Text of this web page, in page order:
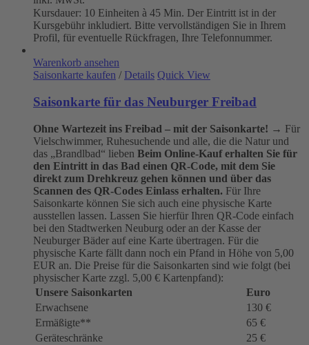
Kursdauer: 10 Einheiten à 45 Min. Der Eintritt ist in der
Kursgebühr inkludiert. Bitte vervollständigen Sie in Ihrem
Profil, für eventuelle Rückfragen, Ihre Telefonnummer.
Warenkorb ansehen
Saisonkarte kaufen / Details Quick View
Saisonkarte für das Neuburger Freibad
Ohne Wartezeit ins Freibad – mit der Saisonkarte! → Für
Vielschwimmer, Ruhesuchende und alle, die die Natur und
das „Brandlbad“ lieben Beim Online-Kauf erhalten Sie für
den Eintritt in das Bad einen QR-Code, mit dem Sie
direkt zum Drehkreuz gehen können und über das
Scannen des QR-Codes Einlass erhalten. Für Ihre
Saisonkarte können Sie sich auch eine physische Karte
ausstellen lassen. Lassen Sie hierfür Ihren QR-Code einfach
bei den Stadtwerken Neuburg oder an der Kasse der
Neuburger Bäder auf eine Karte übertragen. Für die
physische Karte fällt dann noch ein Pfand in Höhe von 5,00
EUR an. Die Preise für die Saisonkarten sind wie folgt (bei
physischer Karte zzgl. 5,00 € Kartenpfand):
Unsere Saisonkarten
Euro
Erwachsene
130 €
Ermäßigte**
65 €
Geräteschränke
25 €